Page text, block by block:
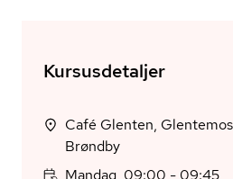
Kursusdetaljer
Café Glenten,
Brøndby
Mandag, 09:00 - 09:45